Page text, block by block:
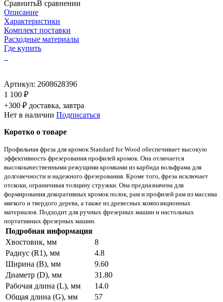
СравнитьВ сравнении
Описание
Характеристики
Комплект поставки
Расходные материалы
Где купить
Артикул: 2608628396
1 100 ₽
+300 ₽ доставка, завтра
Нет в наличии Подписаться
Коротко о товаре
Профильная фреза для кромок Standard for Wood обеспечивает высокую
эффективность фрезерования профилей кромок. Она отличается
высококачественными режущими кромками из карбида вольфрама для
долговечности и надежного фрезерования. Кроме того, фреза исключает
отскоки, ограничивая толщину стружки. Она предназначена для
формирования декоративных кромок полок, рам и профилей рам из массива
мягкого и твердого дерева, а также из древесных композиционных
материалов. Подходит для ручных фрезерных машин и настольных
портативных фрезерных машин.
Подробная информация
Хвостовик, мм
8
Радиус (R1), мм
4.8
Ширина (B), мм
9.60
Диаметр (D), мм
31.80
Рабочая длина (L), мм
14.0
Общая длина (G), мм
57